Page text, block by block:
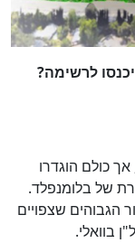
לרשימה?
יחידות דיור, אך כולם הוגדרו
של בלומנפלד.
הגבוהים שצפויים
בוואלי.